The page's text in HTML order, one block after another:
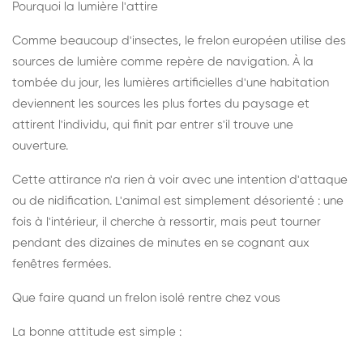
Pourquoi la lumière l'attire
Comme beaucoup d'insectes, le frelon européen utilise des
sources de lumière comme repère de navigation. À la
tombée du jour, les lumières artificielles d'une habitation
deviennent les sources les plus fortes du paysage et
attirent l'individu, qui finit par entrer s'il trouve une
ouverture.
Cette attirance n'a rien à voir avec une intention d'attaque
ou de nidification. L'animal est simplement désorienté : une
fois à l'intérieur, il cherche à ressortir, mais peut tourner
pendant des dizaines de minutes en se cognant aux
fenêtres fermées.
Que faire quand un frelon isolé rentre chez vous
La bonne attitude est simple :